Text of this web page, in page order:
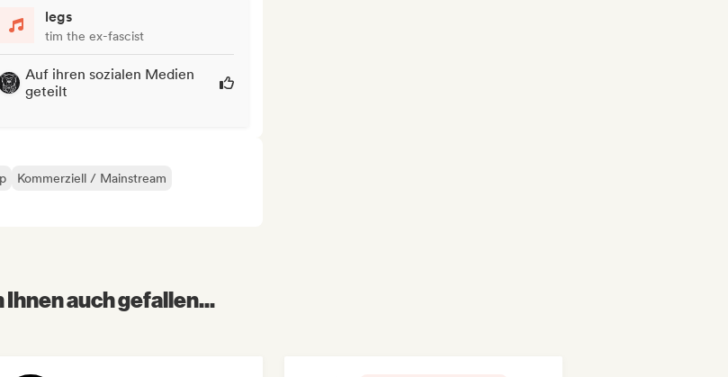
legs
tim the ex-fascist
Auf ihren sozialen Medien
geteilt
Kommerziell / Mainstream
auch gefallen...